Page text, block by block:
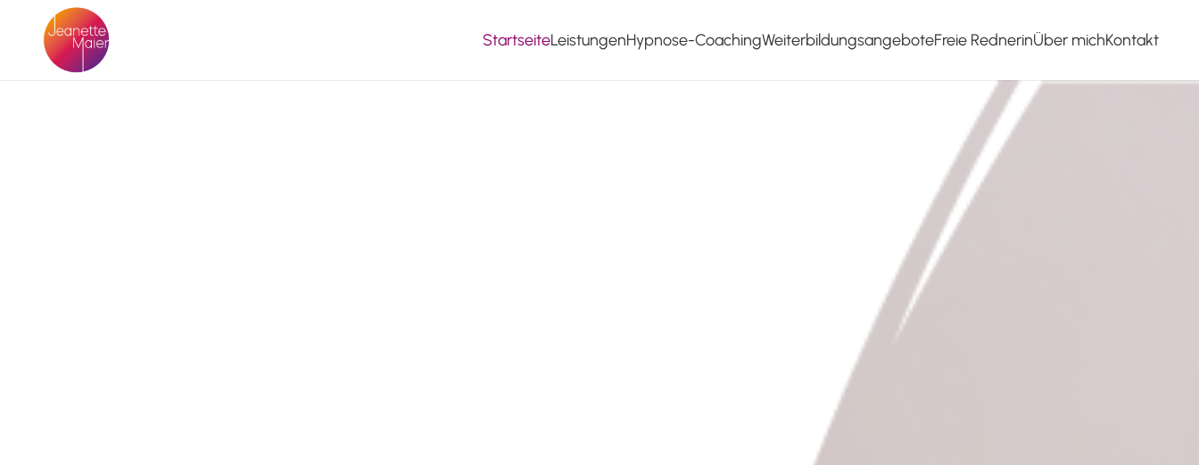
StartseiteLeistungenHypnose-CoachingWeiterbildungsangeboteFreie RednerinÜber michKontakt